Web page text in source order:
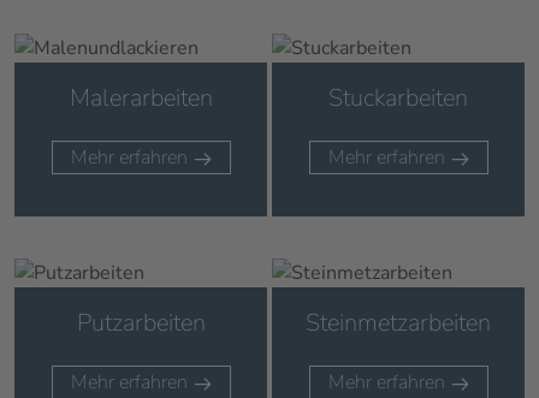
Malerarbeiten
Mehr erfahren
Stuckarbeiten
Mehr erfahren
Putzarbeiten
Mehr erfahren
Steinmetzarbeiten
Mehr erfahren